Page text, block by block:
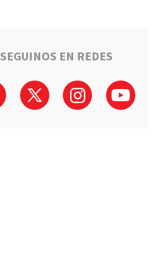
SEGUINOS EN REDES